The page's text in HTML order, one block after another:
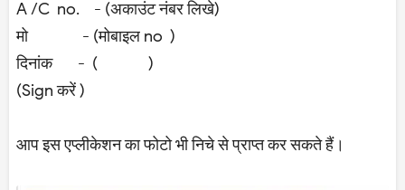
A /C no. - (अकाउंट नंबर लिखे)
मो - (मोबाइल no )
दिनांक - ( )
(Sign करें )
आप इस एप्लीकेशन का फोटो भी निचे से प्राप्त कर सकते हैं।